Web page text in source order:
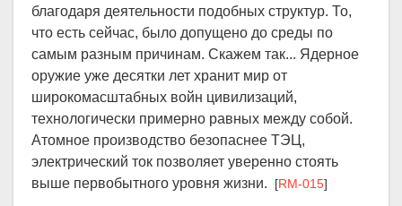
благодаря деятельности подобных структур. То,
что есть сейчас, было допущено до среды по
самым разным причинам. Скажем так... Ядерное
оружие уже десятки лет хранит мир от
широкомасштабных войн цивилизаций,
технологически примерно равных между собой.
Атомное производство безопаснее ТЭЦ,
электрический ток позволяет уверенно стоять
выше первобытного уровня жизни. [RM-015]